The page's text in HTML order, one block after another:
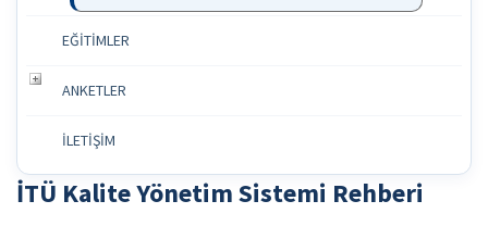
EĞİTİMLER
ANKETLER
İLETİŞİM
İTÜ Kalite Yönetim Sistemi Rehberi